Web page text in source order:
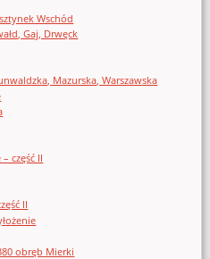
Wschód
Gaj, Drwęck
Mazurska, Warszawska
część II
II
obręb Mierki